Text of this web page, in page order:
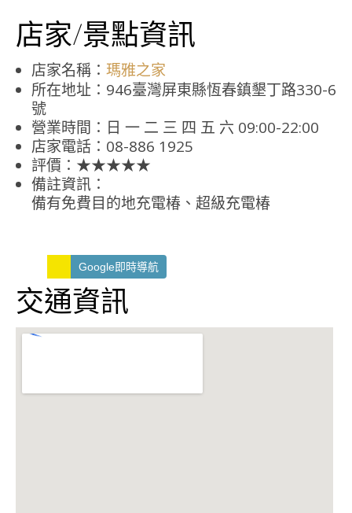
店家/景點資訊
店家名稱： 瑪雅之家
所在地址：946臺灣屏東縣恆春鎮墾丁路330-6
號
營業時間：日 一 二 三 四 五 六 09:00-22:00
店家電話：08-886 1925
評價：★★★★★
備註資訊：
備有免費目的地充電椿、超級充電椿
Google即時導航
交通資訊